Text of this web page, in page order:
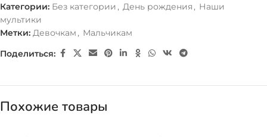
Категории: Без категории , День рождения , Наши
мультики
Метки: Девочкам , Мальчикам
Поделиться:
Похожие товары